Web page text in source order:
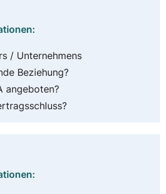
/ Unternehmens
Beziehung?
angeboten?